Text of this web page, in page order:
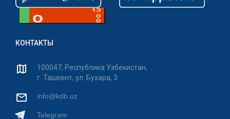
КОНТАКТЫ
100047, Республика Узбекистан,
г. Ташкент, ул. Бухара, 3
info@kdb.uz
Telegram